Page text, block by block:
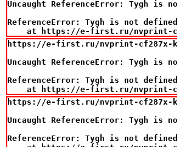
Uncaught ReferenceError: Tygh is
ReferenceError: Tygh is not defined
at https://e-first.ru/
https://e-first.ru/nvprint-cf287x-
Uncaught ReferenceError: Tygh is
ReferenceError: Tygh is not defined
at https://e-first.ru/
https://e-first.ru/nvprint-cf287x-
Uncaught ReferenceError: Tygh is
ReferenceError: Tygh is not defined